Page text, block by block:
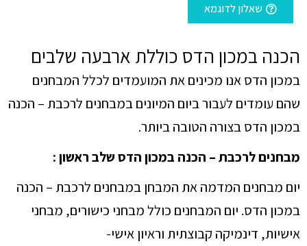
שאלון לדוגמא
הכנה במכון הדס כוללת ארבעה שלבים
במכון הדס אנו מכינים את המועמדים לכלל המבחנים
שהם עומדים לעבור ביום המיונים במבחנים לרכבת – הכנה
במכון הדס בצורה הטובה ביותר.
מבחנים לרכבת – הכנה במכון הדס שלב ראשון :
יום מבחנים המדמה את המבחן במבחנים לרכבת – הכנה
במכון הדס. יום המבחנים כולל מבחני כישורים, מבחני
אישיות, דינמיקה קבוצתית וראיון אישי-